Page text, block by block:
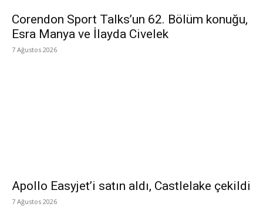
Corendon Sport Talks’un 62. Bölüm konuğu,
Esra Manya ve İlayda Civelek
7 Ağustos 2026
Apollo Easyjet’i satın aldı, Castlelake çekildi
7 Ağustos 2026